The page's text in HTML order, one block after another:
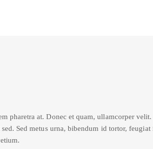
pharetra at. Donec et quam, ullamcorper
Sed metus urna, bibendum id tortor,